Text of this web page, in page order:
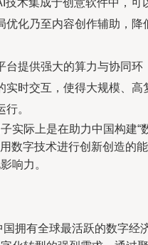
技术集成于创意软件中，可
优化乃至内容创作辅助，降
台提供强大的算力与协同环
实时交互，使得大规模、高
。
实际上是在助力中国构建“
数字技术进行创新创造的能
响力。
拥有全球最活跃的数字经